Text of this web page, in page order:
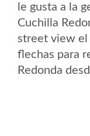
le gusta a la
Cuchilla
street view el
flechas para
Redonda